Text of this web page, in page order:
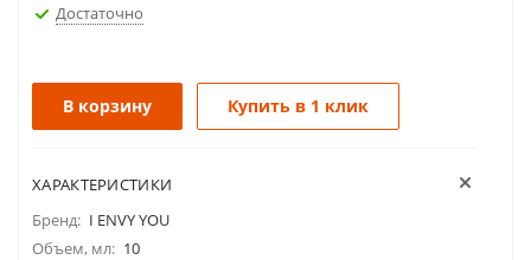
Достаточно
В корзину Купить в 1 клик
ХАРАКТЕРИСТИКИ
Бренд: I ENVY YOU
Объем, мл: 10